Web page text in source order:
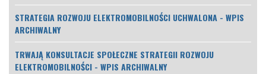
STRATEGIA ROZWOJU ELEKTROMOBILNOŚCI UCHWALONA - WPIS
ARCHIWALNY
TRWAJĄ KONSULTACJE SPOŁECZNE STRATEGII ROZWOJU
ELEKTROMOBILNOŚCI - WPIS ARCHIWALNY